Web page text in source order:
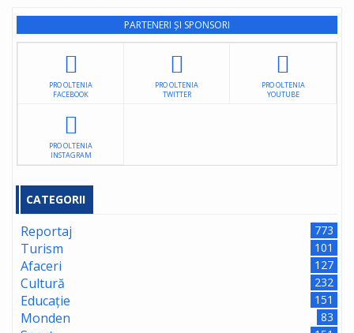
PARTENERI ȘI SPONSORI
PRO OLTENIA
FACEBOOK
PRO OLTENIA
TWITTER
PRO OLTENIA
YOUTUBE
PRO OLTENIA
INSTAGRAM
CATEGORII
Reportaj 773
Turism 101
Afaceri 127
Cultură 232
Educație 151
Monden 83